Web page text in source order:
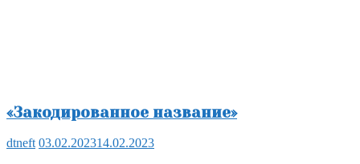
«Закодированное название»
dtneft 03.02.202314.02.2023